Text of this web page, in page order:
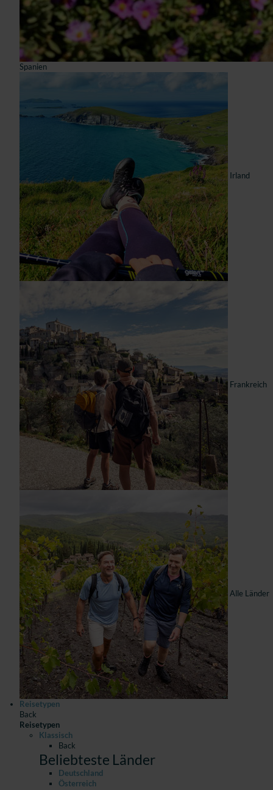
Spanien
Irland
Frankreich
Alle Länder
Reisetypen
Back
Reisetypen
Klassisch
Back
Beliebteste Länder
Deutschland
Österreich